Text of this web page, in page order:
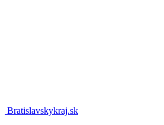
Bratislavskykraj.sk